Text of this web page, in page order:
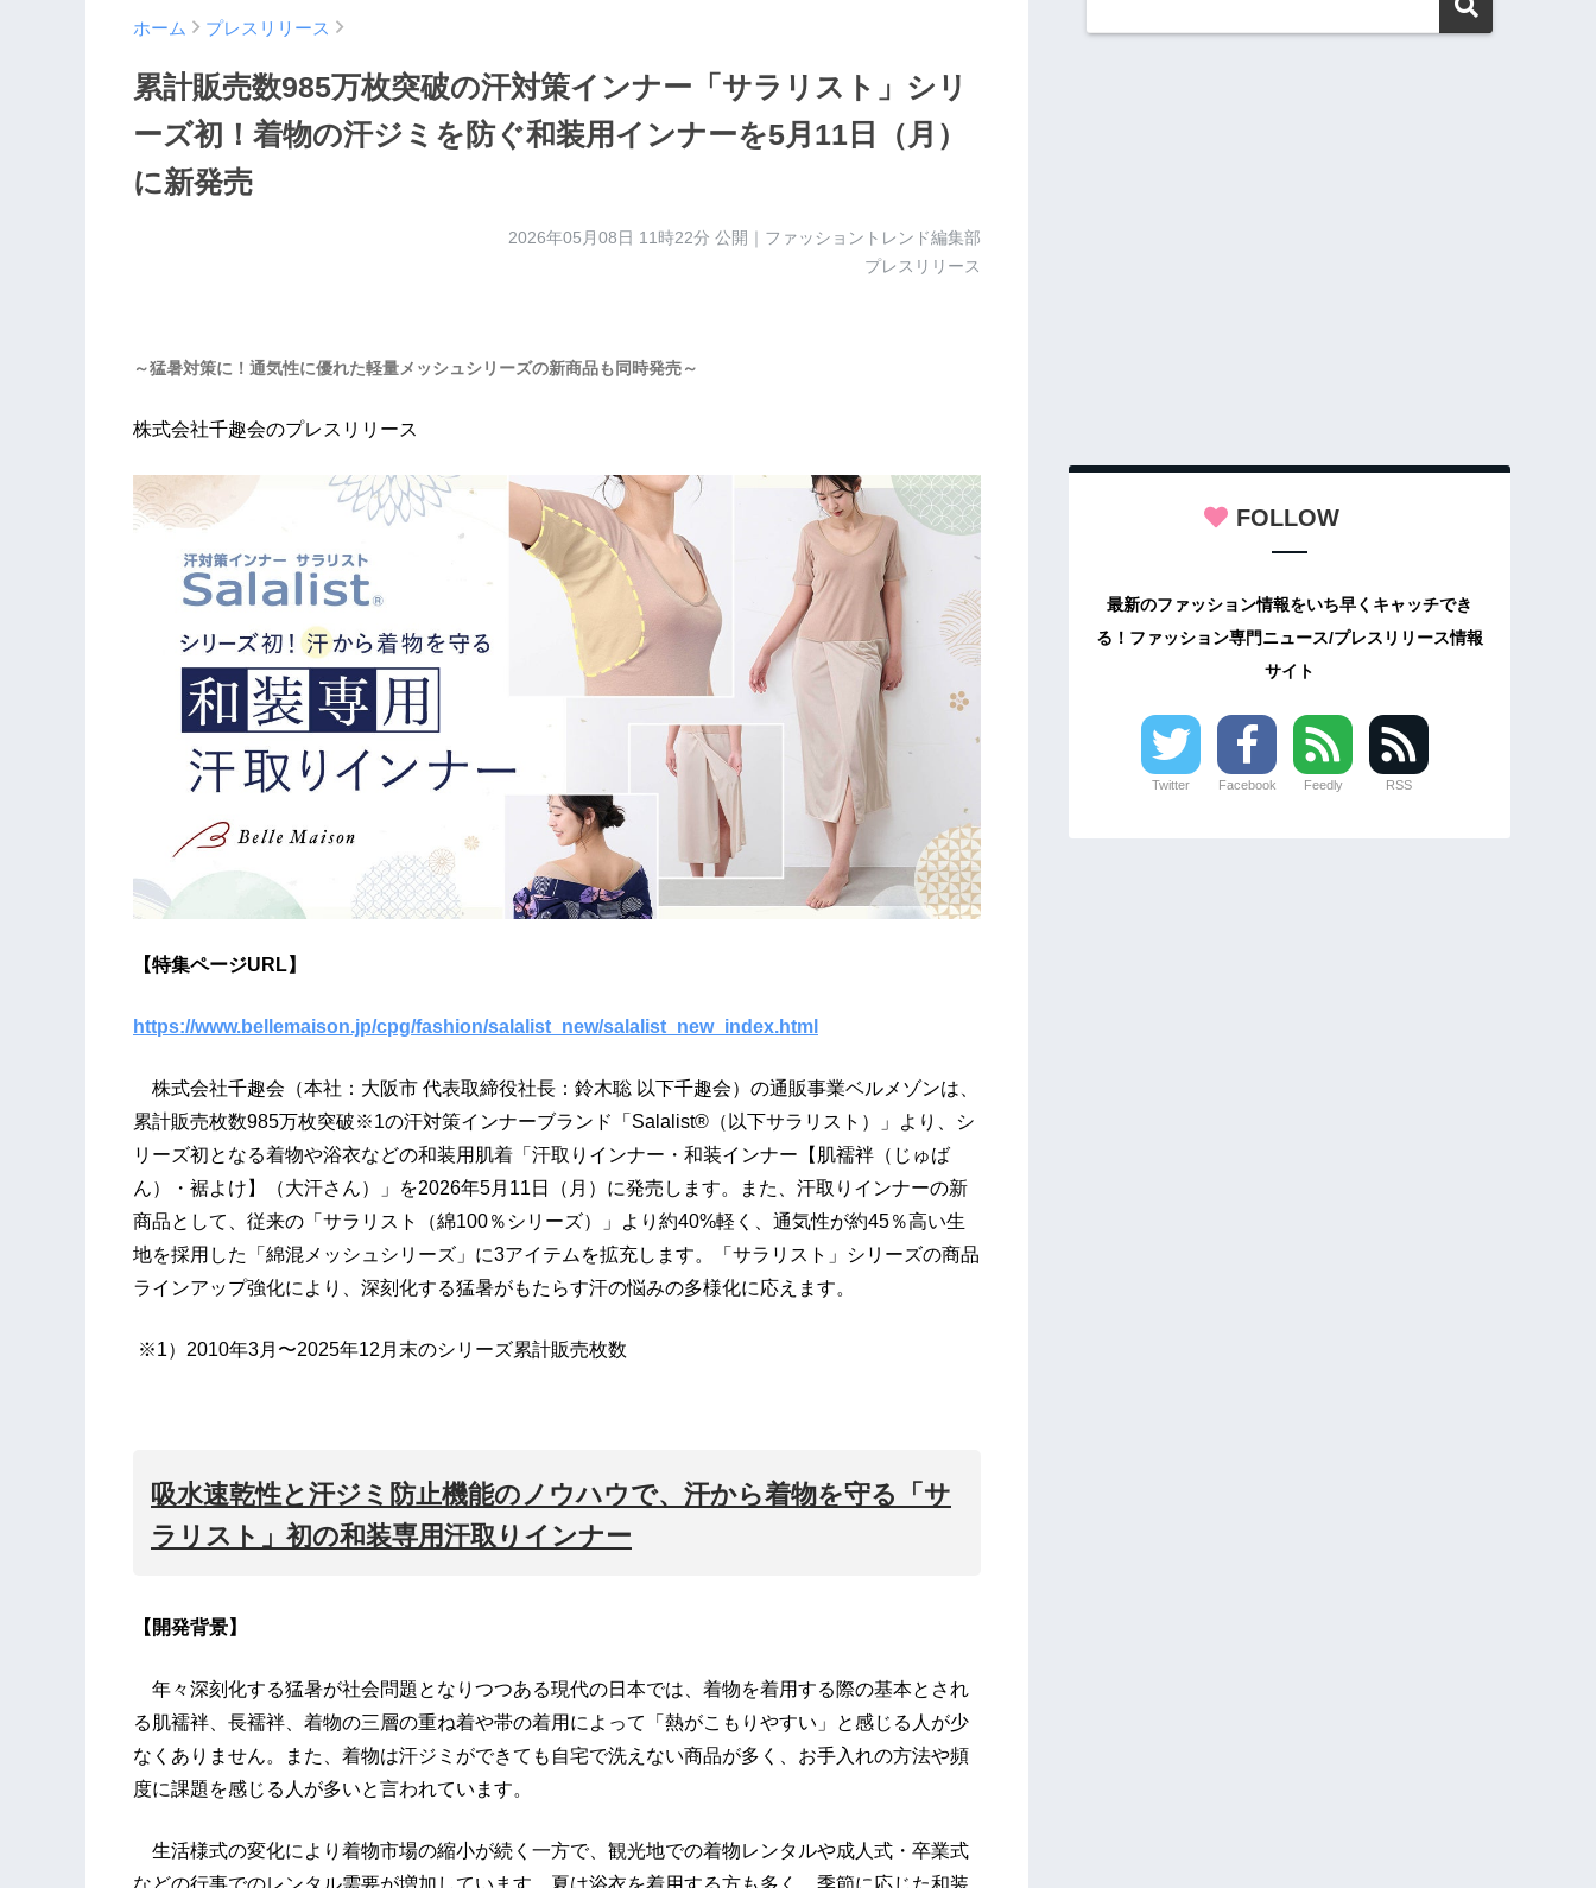
ホーム プレスリリース
累計販売数985万枚突破の汗対策インナー「サラリスト」シリ
ーズ初！着物の汗ジミを防ぐ和装用インナーを5月11日（月）
に新発売
2026年05月08日 11時22分 公開｜ファッショントレンド編集部
プレスリリース
～猛暑対策に！通気性に優れた軽量メッシュシリーズの新商品も同時発売～
株式会社千趣会のプレスリリース
【特集ページURL】
https://www.bellemaison.jp/cpg/fashion/salalist_new/salalist_new_index.html
株式会社千趣会（本社：大阪市 代表取締役社長：鈴木聡 以下千趣会）の通販事業ベルメゾンは、
累計販売枚数985万枚突破※1の汗対策インナーブランド「Salalist®（以下サラリスト）」より、シ
リーズ初となる着物や浴衣などの和装用肌着「汗取りインナー・和装インナー【肌襦袢（じゅば
ん）・裾よけ】（大汗さん）」を2026年5月11日（月）に発売します。また、汗取りインナーの新
商品として、従来の「サラリスト（綿100％シリーズ）」より約40%軽く、通気性が約45％高い生
地を採用した「綿混メッシュシリーズ」に3アイテムを拡充します。「サラリスト」シリーズの商品
ラインアップ強化により、深刻化する猛暑がもたらす汗の悩みの多様化に応えます。
※1）2010年3月〜2025年12月末のシリーズ累計販売枚数
吸水速乾性と汗ジミ防止機能のノウハウで、汗から着物を守る「サ
ラリスト」初の和装専用汗取りインナー
【開発背景】
年々深刻化する猛暑が社会問題となりつつある現代の日本では、着物を着用する際の基本とされ
る肌襦袢、長襦袢、着物の三層の重ね着や帯の着用によって「熱がこもりやすい」と感じる人が少
なくありません。また、着物は汗ジミができても自宅で洗えない商品が多く、お手入れの方法や頻
度に課題を感じる人が多いと言われています。
生活様式の変化により着物市場の縮小が続く一方で、観光地での着物レンタルや成人式・卒業式
などの行事でのレンタル需要が増加しています。夏は浴衣を着用する方も多く、季節に応じた和装
FOLLOW
最新のファッション情報をいち早くキャッチでき
る！ファッション専門ニュース/プレスリリース情報
サイト
Twitter Facebook Feedly RSS